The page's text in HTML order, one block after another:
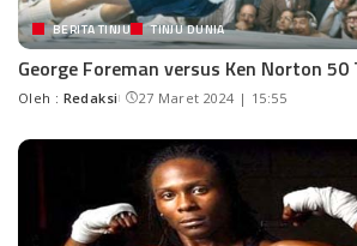
BERITA TINJU TINJU DUNIA
George Foreman versus Ken Norton 50
Oleh : Redaksi 27 Maret 2024 | 15:55